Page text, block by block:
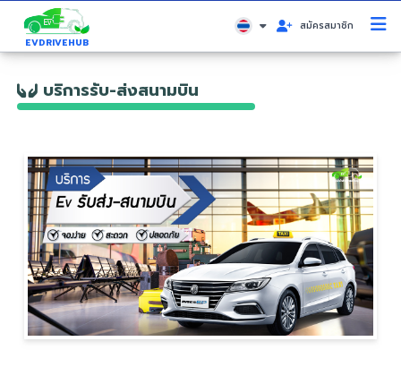
EVDRIVEHUB
สมัครสมาชิก
บริการรับ-ส่งสนามบิน